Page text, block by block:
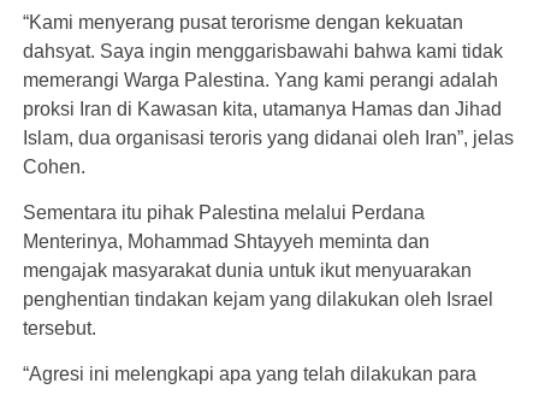
“Kami menyerang pusat terorisme dengan kekuatan
dahsyat. Saya ingin menggarisbawahi bahwa kami tidak
memerangi Warga Palestina. Yang kami perangi adalah
proksi Iran di Kawasan kita, utamanya Hamas dan Jihad
Islam, dua organisasi teroris yang didanai oleh Iran”, jelas
Cohen.
Sementara itu pihak Palestina melalui Perdana
Menterinya, Mohammad Shtayyeh meminta dan
mengajak masyarakat dunia untuk ikut menyuarakan
penghentian tindakan kejam yang dilakukan oleh Israel
tersebut.
“Agresi ini melengkapi apa yang telah dilakukan para